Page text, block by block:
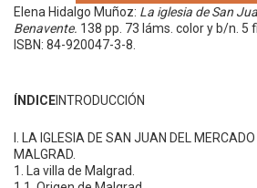
Elena Hidalgo Muñoz: La iglesia de San
Benavente. 138 pp. 73 láms. color y b/n. 5
ISBN: 84-920047-3-8.
ÍNDICE INTRODUCCIÓN
I. LA IGLESIA DE SAN JUAN DEL
MALGRAD.
1. La villa de Malgrad.